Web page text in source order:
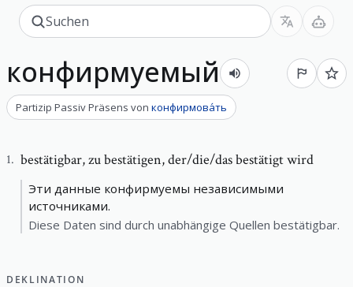
конфирмуемый
Partizip Passiv Präsens von конфирмова́ть
1. bestätigbar,zu bestätigen, der/die/das bestätigt wird
Эти данные конфирмуемы независимыми
источниками.
Diese Daten sind durch unabhängige Quellen bestätigbar.
DEKLINATION